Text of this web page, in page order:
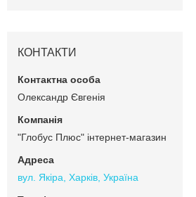
КОНТАКТИ
Олександр Євгенія
"Глобус Плюс" інтернет-магазин
вул. Якіра, Харків, Україна